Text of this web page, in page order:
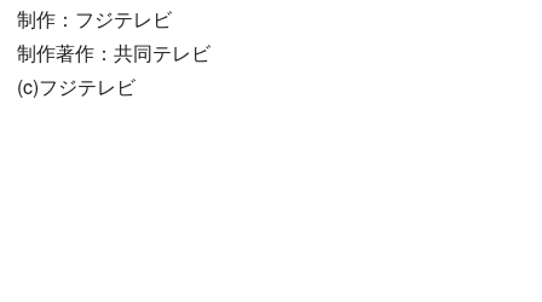
制作：フジテレビ
制作著作：共同テレビ
(c)フジテレビ